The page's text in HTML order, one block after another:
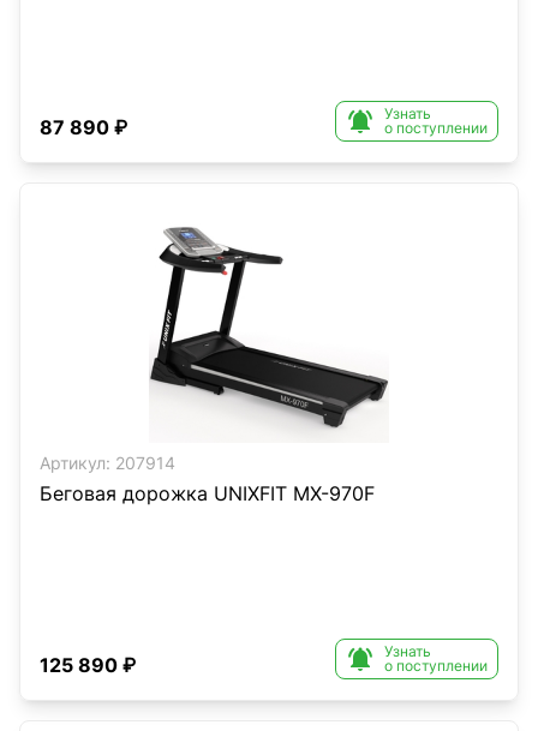
87 890 ₽ 
Узнать
о поступлении
Артикул: 207914
Беговая дорожка UNIXFIT MX-970F
125 890 ₽ 
Узнать
о поступлении